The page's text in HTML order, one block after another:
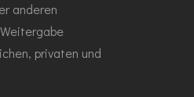
anderen
privaten und